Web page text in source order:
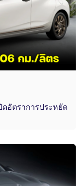
ดอัตราการประหยัด